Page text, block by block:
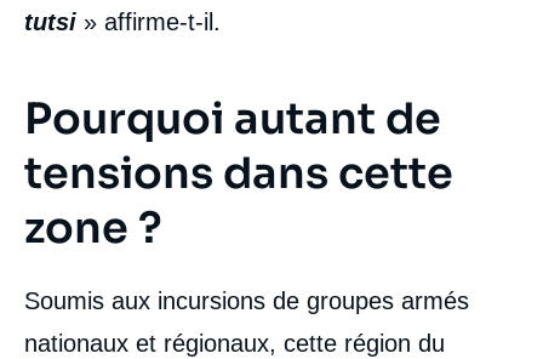
tutsi » affirme-t-il.
Pourquoi autant de
tensions dans cette
zone ?
Soumis aux incursions de groupes armés
nationaux et régionaux, cette région du